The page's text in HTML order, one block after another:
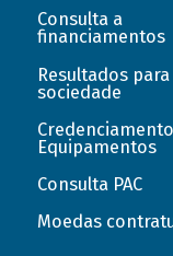
Consulta a
financiamentos
Resultados para
sociedade
Equipamentos
Consulta PAC
Moedas